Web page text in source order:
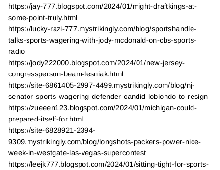
https://jay-777.blogspot.com/2024/01/might-draftkings-at-
some-point-truly.html
https://lucky-razi-777.mystrikingly.com/blog/sportshandle-
talks-sports-wagering-with-jody-mcdonald-on-cbs-sports-
radio
https://jody222000.blogspot.com/2024/01/new-jersey-
congressperson-beam-lesniak.html
https://site-6861405-2997-4499.mystrikingly.com/blog/nj-
senator-sports-wagering-defender-candid-lobiondo-to-resign
https://zueeen123.blogspot.com/2024/01/michigan-could-
prepared-itself-for.html
https://site-6828921-2394-
9309.mystrikingly.com/blog/longshots-packers-power-nice-
week-in-westgate-las-vegas-supercontest
https://leejk777.blogspot.com/2024/01/sitting-tight-for-sports-